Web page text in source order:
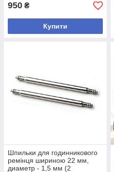
950 ₴
Купити
Шпильки для годинникового
ремінця шириною 22 мм,
диаметр - 1,5 мм (2